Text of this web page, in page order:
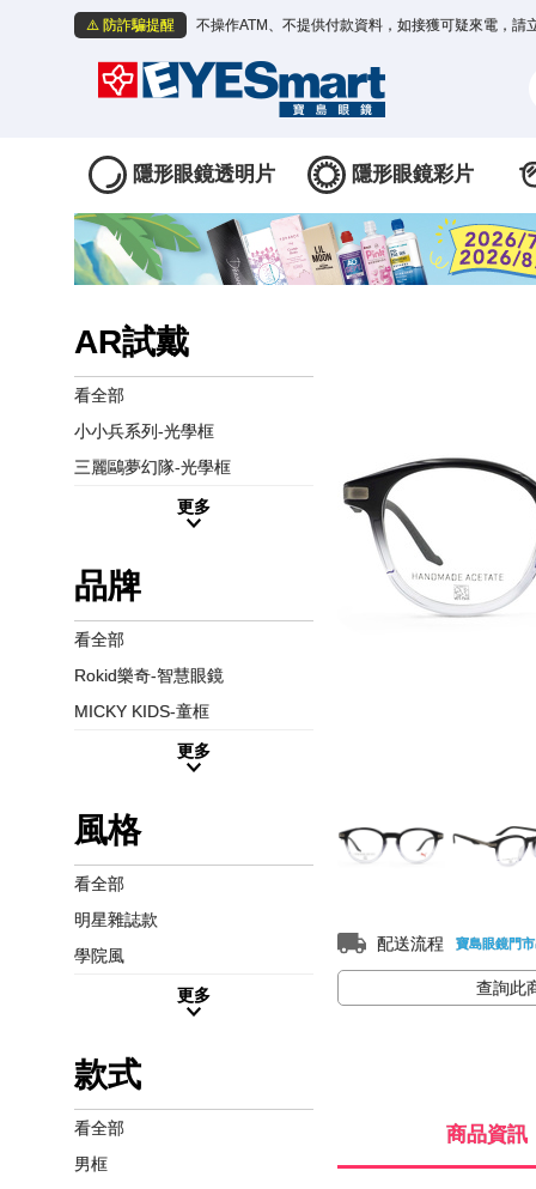
⚠️ 防詐騙提醒 不操作ATM、不提供付款資料，如接獲可疑來電，請
隱形眼鏡透明片 隱形眼鏡彩片
AR試戴
看全部
小小兵系列-光學框
三麗鷗夢幻隊-光學框
更多
品牌
看全部
Rokid樂奇-智慧眼鏡
MICKY KIDS-童框
更多
風格
看全部
明星雜誌款
學院風
更多
款式
看全部
男框
配送流程 寶島眼鏡門
查詢此
商品資訊